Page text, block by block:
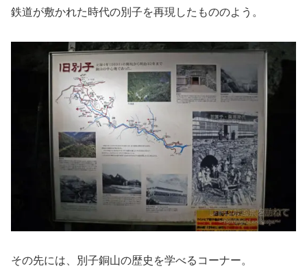
鉄道が敷かれた時代の別子を再現したもののよう。
その先には、別子銅山の歴史を学べるコーナー。